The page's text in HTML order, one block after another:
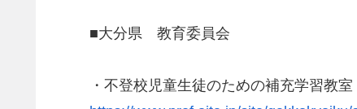
■大分県 教育委員会
・不登校児童生徒のための補充学習教